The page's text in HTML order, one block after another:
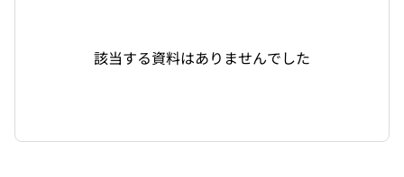
該当する資料はありませんでした